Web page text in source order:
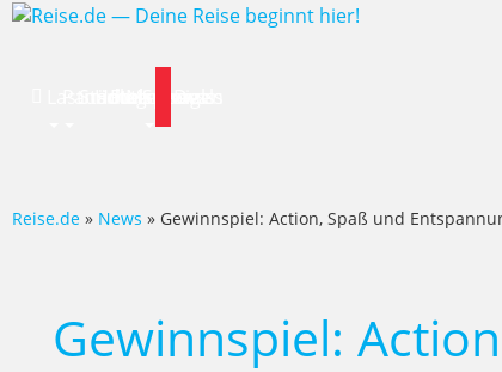
Reise.de » News » Gewinnspiel: Action, Spaß und
Gewinnspiel: